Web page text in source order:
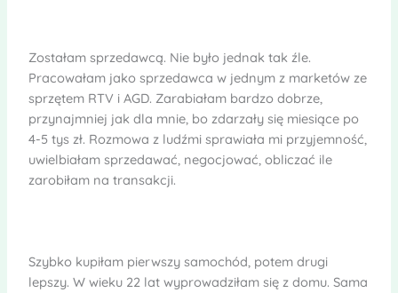
Zostałam sprzedawcą. Nie było jednak tak źle.
Pracowałam jako sprzedawca w jednym z marketów ze
sprzętem RTV i AGD. Zarabiałam bardzo dobrze,
przynajmniej jak dla mnie, bo zdarzały się miesiące po
4-5 tys zł. Rozmowa z ludźmi sprawiała mi przyjemność,
uwielbiałam sprzedawać, negocjować, obliczać ile
zarobiłam na transakcji.
Szybko kupiłam pierwszy samochód, potem drugi
lepszy. W wieku 22 lat wyprowadziłam się z domu. Sama